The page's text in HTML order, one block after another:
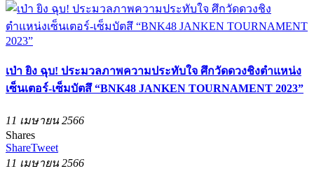
เป่า ยิง ฉุบ! ประมวลภาพความประทับใจ ศึกวัดดวงชิงตำแหน่ง
เซ็นเตอร์-เซ็มบัตสึ “BNK48 JANKEN TOURNAMENT 2023”
11 เมษายน 2566
Shares
ShareTweet
11 เมษายน 2566